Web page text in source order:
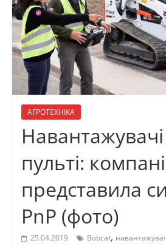
АГРОТЕХНІКА
пульті:
представила
PnP (фото)
25.04.2019 Bobcat,